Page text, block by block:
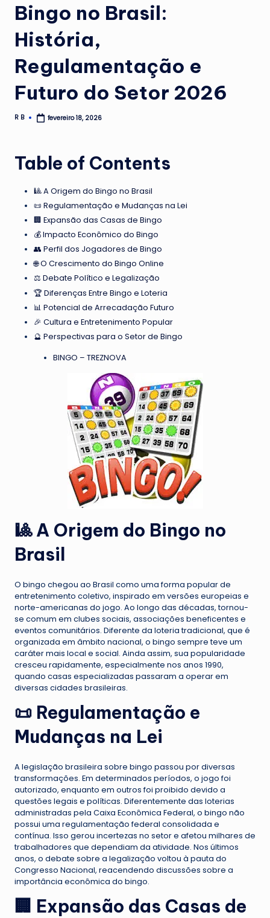
Bingo no Brasil:
História,
Regulamentação e
Futuro do Setor 2026
Posted
R B fevereiro 18, 2026
Table of Contents
🎱 A Origem do Bingo no Brasil
📜 Regulamentação e Mudanças na Lei
🏢 Expansão das Casas de Bingo
💰 Impacto Econômico do Bingo
👥 Perfil dos Jogadores de Bingo
🌐 O Crescimento do Bingo Online
⚖️ Debate Político e Legalização
🏆 Diferenças Entre Bingo e Loteria
📊 Potencial de Arrecadação Futuro
🎉 Cultura e Entretenimento Popular
🔮 Perspectivas para o Setor de Bingo
BINGO – TREZNOVA
🎱 A Origem do Bingo no
Brasil
O bingo chegou ao Brasil como uma forma popular de
entretenimento coletivo, inspirado em versões europeias e
norte-americanas do jogo. Ao longo das décadas, tornou-
se comum em clubes sociais, associações beneficentes e
eventos comunitários. Diferente da loteria tradicional, que é
organizada em âmbito nacional, o bingo sempre teve um
caráter mais local e social. Ainda assim, sua popularidade
cresceu rapidamente, especialmente nos anos 1990,
quando casas especializadas passaram a operar em
diversas cidades brasileiras.
📜 Regulamentação e
Mudanças na Lei
A legislação brasileira sobre bingo passou por diversas
transformações. Em determinados períodos, o jogo foi
autorizado, enquanto em outros foi proibido devido a
questões legais e políticas. Diferentemente das loterias
administradas pela Caixa Econômica Federal, o bingo não
possui uma regulamentação federal consolidada e
contínua. Isso gerou incertezas no setor e afetou milhares de
trabalhadores que dependiam da atividade. Nos últimos
anos, o debate sobre a legalização voltou à pauta do
Congresso Nacional, reacendendo discussões sobre a
importância econômica do bingo.
🏢 Expansão das Casas de